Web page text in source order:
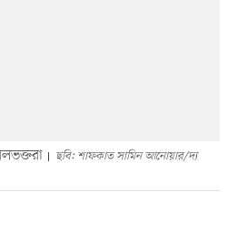
ছবি: শাফকাত সামিন আনোয়ার/দ্য